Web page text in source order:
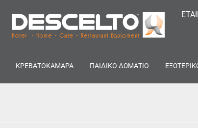
ΚΡΕΒΑΤΟΚΑΜΑΡΑ ΠΑΙΔΙΚΟ ΔΩΜΑΤΙΟ